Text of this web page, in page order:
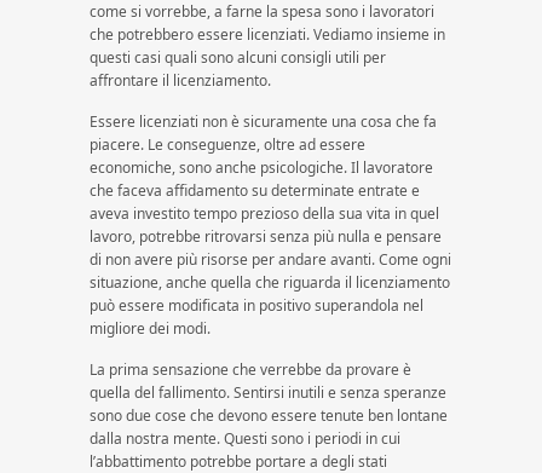
come si vorrebbe, a farne la spesa sono i lavoratori
che potrebbero essere licenziati. Vediamo insieme in
questi casi quali sono alcuni consigli utili per
affrontare il licenziamento.
Essere licenziati non è sicuramente una cosa che fa
piacere. Le conseguenze, oltre ad essere
economiche, sono anche psicologiche. Il lavoratore
che faceva affidamento su determinate entrate e
aveva investito tempo prezioso della sua vita in quel
lavoro, potrebbe ritrovarsi senza più nulla e pensare
di non avere più risorse per andare avanti. Come ogni
situazione, anche quella che riguarda il licenziamento
può essere modificata in positivo superandola nel
migliore dei modi.
La prima sensazione che verrebbe da provare è
quella del fallimento. Sentirsi inutili e senza speranze
sono due cose che devono essere tenute ben lontane
dalla nostra mente. Questi sono i periodi in cui
l’abbattimento potrebbe portare a degli stati